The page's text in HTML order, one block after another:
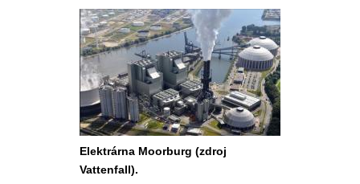
Elektrárna Moorburg (zdroj
Vattenfall).